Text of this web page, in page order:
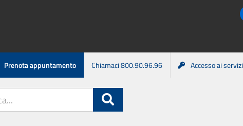
Prenota appuntamento Chiamaci 800.90.96.96 Accesso ai servizi